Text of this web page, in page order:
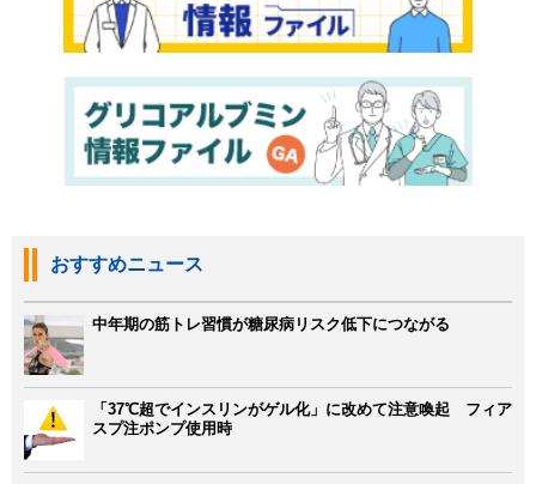
おすすめニュース
中年期の筋トレ習慣が糖尿病リスク低下につながる
「37℃超でインスリンがゲル化」に改めて注意喚起 フィア
スプ注ポンプ使用時